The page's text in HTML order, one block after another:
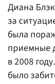
Диана
за
была
приемные
в 2008
было